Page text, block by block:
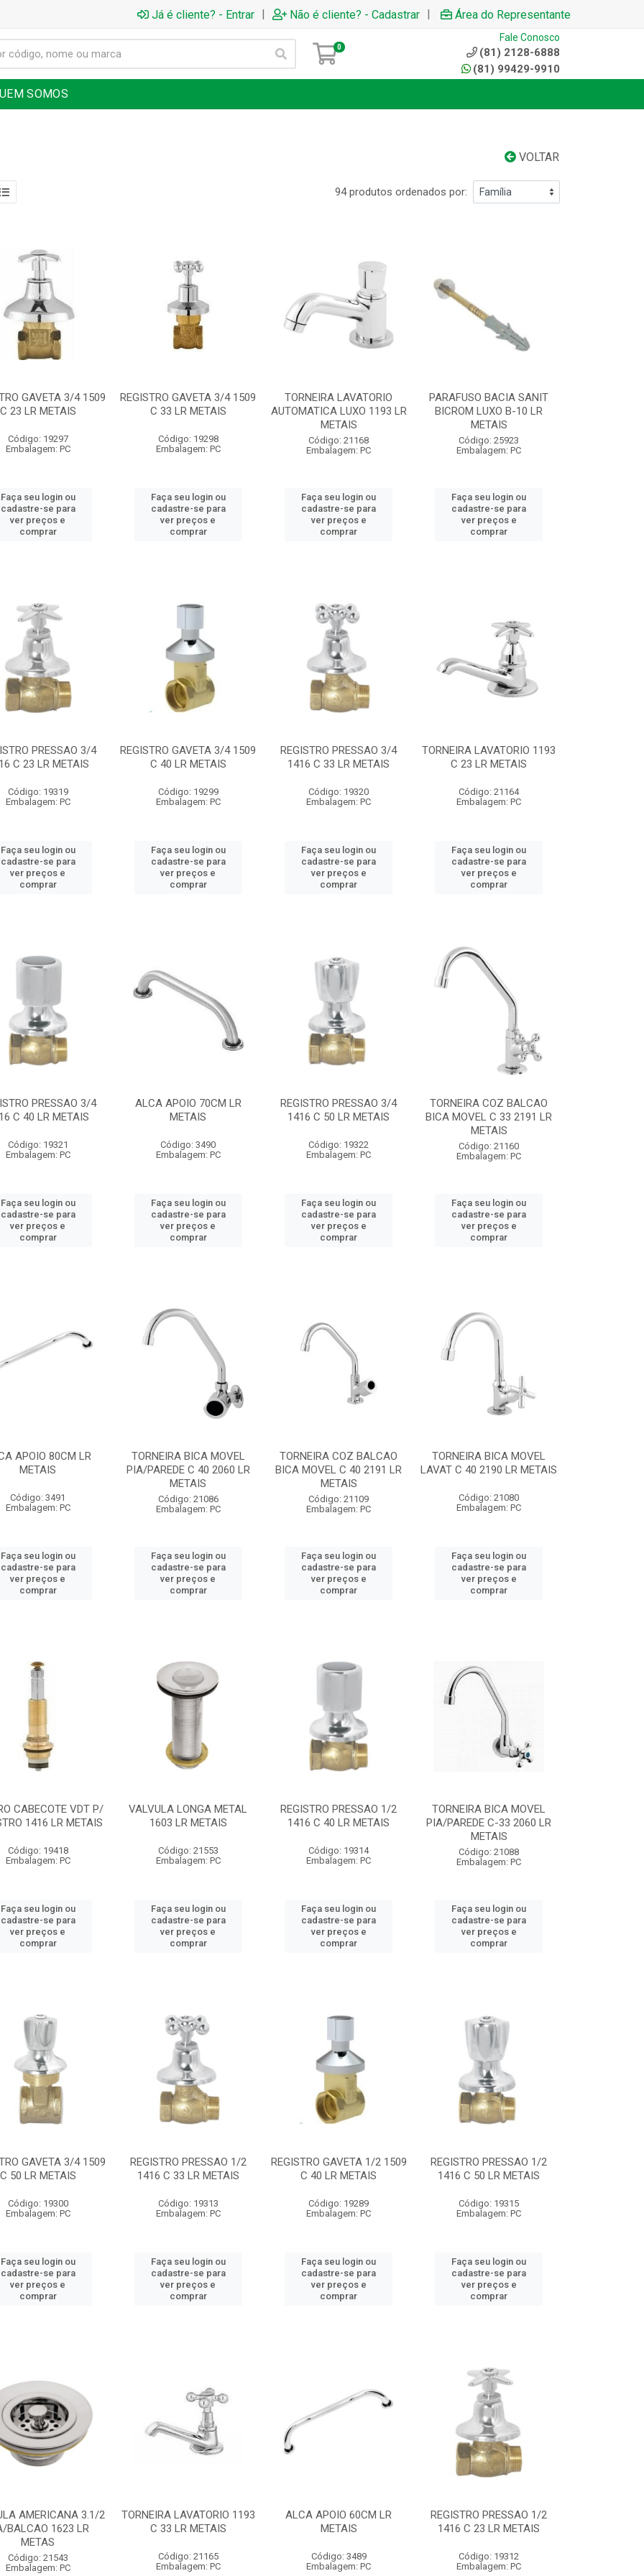
Já é cliente? - Entrar | Não é cliente? - Cadastrar | Área do Representante
0
Fale Conosco
(81) 2128-6888
(81) 99429-9910
SOMOS
VOLTAR
94 produtos ordenados por:
GAVETA 3/4 1509
C 23 LR METAIS
Código: 19297
Embalagem: PC
Faça seu login ou
cadastre-se para
ver preços e
comprar
REGISTRO GAVETA 3/4 1509
C 33 LR METAIS
Código: 19298
Embalagem: PC
Faça seu login ou
cadastre-se para
ver preços e
comprar
TORNEIRA LAVATORIO
AUTOMATICA LUXO 1193 LR
METAIS
Código: 21168
Embalagem: PC
Faça seu login ou
cadastre-se para
ver preços e
comprar
PARAFUSO BACIA SANIT
BICROM LUXO B-10 LR
METAIS
Código: 25923
Embalagem: PC
Faça seu login ou
cadastre-se para
ver preços e
comprar
PRESSAO 3/4
C 23 LR METAIS
Código: 19319
Embalagem: PC
Faça seu login ou
cadastre-se para
ver preços e
comprar
REGISTRO GAVETA 3/4 1509
C 40 LR METAIS
Código: 19299
Embalagem: PC
Faça seu login ou
cadastre-se para
ver preços e
comprar
REGISTRO PRESSAO 3/4
1416 C 33 LR METAIS
Código: 19320
Embalagem: PC
Faça seu login ou
cadastre-se para
ver preços e
comprar
TORNEIRA LAVATORIO 1193
C 23 LR METAIS
Código: 21164
Embalagem: PC
Faça seu login ou
cadastre-se para
ver preços e
comprar
PRESSAO 3/4
C 40 LR METAIS
Código: 19321
Embalagem: PC
Faça seu login ou
cadastre-se para
ver preços e
comprar
ALCA APOIO 70CM LR
METAIS
Código: 3490
Embalagem: PC
Faça seu login ou
cadastre-se para
ver preços e
comprar
REGISTRO PRESSAO 3/4
1416 C 50 LR METAIS
Código: 19322
Embalagem: PC
Faça seu login ou
cadastre-se para
ver preços e
comprar
TORNEIRA COZ BALCAO
BICA MOVEL C 33 2191 LR
METAIS
Código: 21160
Embalagem: PC
Faça seu login ou
cadastre-se para
ver preços e
comprar
APOIO 80CM LR
METAIS
Código: 3491
Embalagem: PC
Faça seu login ou
cadastre-se para
ver preços e
comprar
TORNEIRA BICA MOVEL
PIA/PAREDE C 40 2060 LR
METAIS
Código: 21086
Embalagem: PC
Faça seu login ou
cadastre-se para
ver preços e
comprar
TORNEIRA COZ BALCAO
BICA MOVEL C 40 2191 LR
METAIS
Código: 21109
Embalagem: PC
Faça seu login ou
cadastre-se para
ver preços e
comprar
TORNEIRA BICA MOVEL
LAVAT C 40 2190 LR METAIS
Código: 21080
Embalagem: PC
Faça seu login ou
cadastre-se para
ver preços e
comprar
CABECOTE VDT P/
1416 LR METAIS
Código: 19418
Embalagem: PC
Faça seu login ou
cadastre-se para
ver preços e
comprar
VALVULA LONGA METAL
1603 LR METAIS
Código: 21553
Embalagem: PC
Faça seu login ou
cadastre-se para
ver preços e
comprar
REGISTRO PRESSAO 1/2
1416 C 40 LR METAIS
Código: 19314
Embalagem: PC
Faça seu login ou
cadastre-se para
ver preços e
comprar
TORNEIRA BICA MOVEL
PIA/PAREDE C-33 2060 LR
METAIS
Código: 21088
Embalagem: PC
Faça seu login ou
cadastre-se para
ver preços e
comprar
GAVETA 3/4 1509
C 50 LR METAIS
Código: 19300
Embalagem: PC
Faça seu login ou
cadastre-se para
ver preços e
comprar
REGISTRO PRESSAO 1/2
1416 C 33 LR METAIS
Código: 19313
Embalagem: PC
Faça seu login ou
cadastre-se para
ver preços e
comprar
REGISTRO GAVETA 1/2 1509
C 40 LR METAIS
Código: 19289
Embalagem: PC
Faça seu login ou
cadastre-se para
ver preços e
comprar
REGISTRO PRESSAO 1/2
1416 C 50 LR METAIS
Código: 19315
Embalagem: PC
Faça seu login ou
cadastre-se para
ver preços e
comprar
AMERICANA 3.1/2
BALCAO 1623 LR
METAS
Código: 21543
Embalagem: PC
TORNEIRA LAVATORIO 1193
C 33 LR METAIS
Código: 21165
Embalagem: PC
ALCA APOIO 60CM LR
METAIS
Código: 3489
Embalagem: PC
REGISTRO PRESSAO 1/2
1416 C 23 LR METAIS
Código: 19312
Embalagem: PC